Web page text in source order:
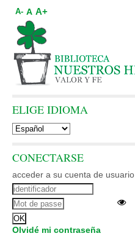
A- A A+
ELIGE IDIOMA
CONECTARSE
acceder a su cuenta de usuario
Olvidé mi contraseña